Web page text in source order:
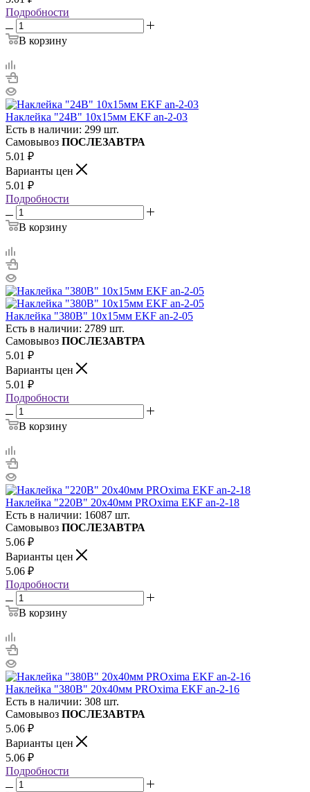
Подробности
В корзину
Наклейка "24В" 10х15мм EKF an-2-03
Есть в наличии: 299 шт.
Самовывоз ПОСЛЕЗАВТРА
5.01 ₽
Варианты цен
5.01 ₽
Подробности
В корзину
Наклейка "380В" 10х15мм EKF an-2-05
Есть в наличии: 2789 шт.
Самовывоз ПОСЛЕЗАВТРА
5.01 ₽
Варианты цен
5.01 ₽
Подробности
В корзину
Наклейка "220В" 20х40мм PROxima EKF an-2-18
Есть в наличии: 16087 шт.
Самовывоз ПОСЛЕЗАВТРА
5.06 ₽
Варианты цен
5.06 ₽
Подробности
В корзину
Наклейка "380В" 20х40мм PROxima EKF an-2-16
Есть в наличии: 308 шт.
Самовывоз ПОСЛЕЗАВТРА
5.06 ₽
Варианты цен
5.06 ₽
Подробности